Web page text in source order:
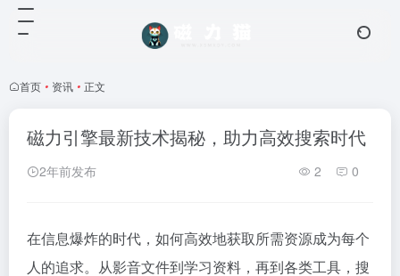
首页 • 资讯 • 正文
磁力引擎最新技术揭秘，助力高效搜索时代
2年前发布 2 0
在信息爆炸的时代，如何高效地获取所需资源成为每个
人的追求。从影音文件到学习资料，再到各类工具，搜